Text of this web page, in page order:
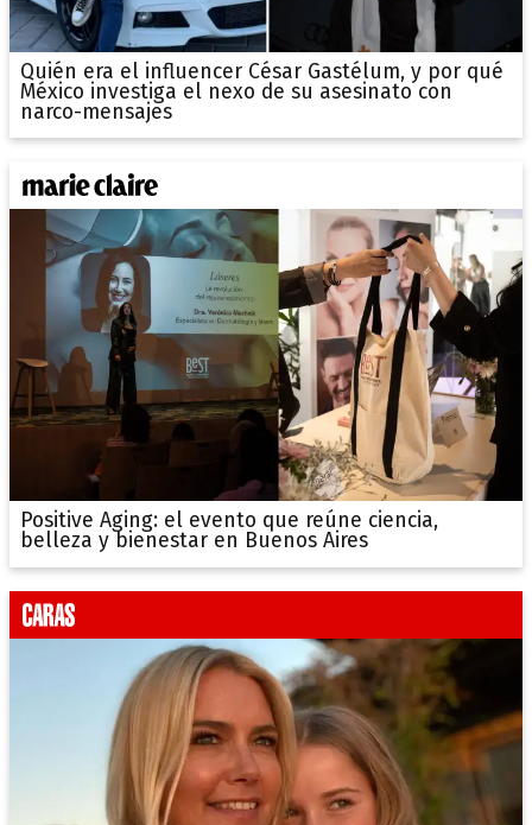
Quién era el influencer César Gastélum, y por qué
México investiga el nexo de su asesinato con
narco-mensajes
Positive Aging: el evento que reúne ciencia,
belleza y bienestar en Buenos Aires